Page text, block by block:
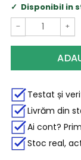
Disponibil in
− +
Testat și
Livrăm din
Ai cont?
Stoc real,